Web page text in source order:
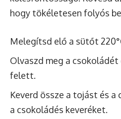
hogy tökéletesen folyós
Melegítsd elő a sütőt
Olvaszd meg a csokoládét
felett.
Keverd össze a tojást és a
a csokoládés keveréket.